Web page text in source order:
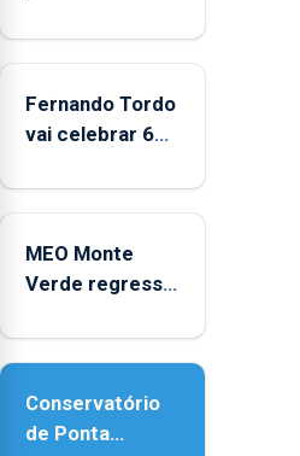
e
Fernando Tordo
vai celebrar 60
no Coliseu
MEO Monte
Verde regressa
acessibilidade
Conservatório
de Ponta